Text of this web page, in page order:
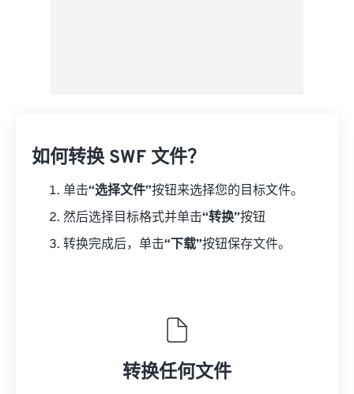
如何转换 SWF 文件？
单击“选择文件”按钮来选择您的目标文件。
然后选择目标格式并单击“转换”按钮
转换完成后，单击“下载”按钮保存文件。
转换任何文件